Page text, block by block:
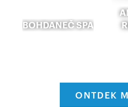
BOHDANEČ SPA
ONTDEK